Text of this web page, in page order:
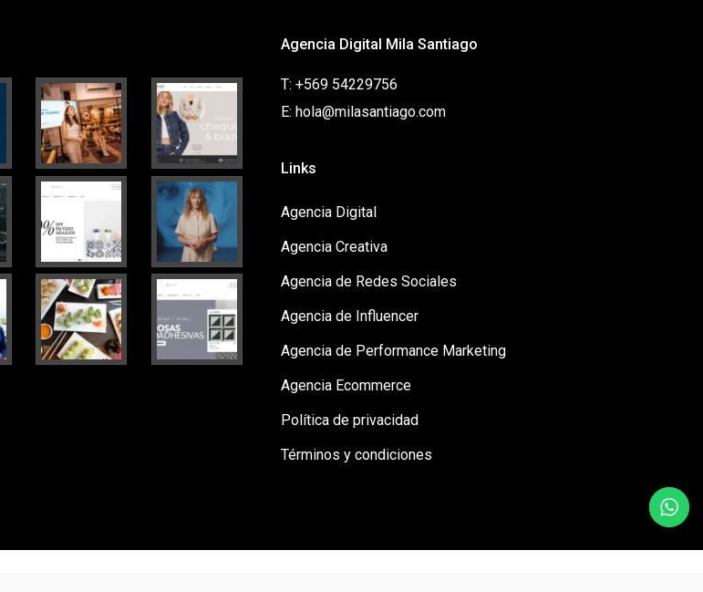
Agencia Digital Mila Santiago
T: +569 54229756
E: hola@milasantiago.com
Links
Agencia Digital
Agencia Creativa
Agencia de Redes Sociales
Agencia de Influencer
Agencia de Performance Marketing
Agencia Ecommerce
Política de privacidad
Términos y condiciones